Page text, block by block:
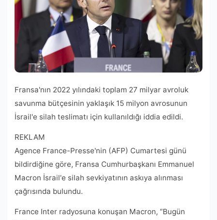
Fransa'nın 2022 yılındaki toplam 27 milyar avroluk
savunma bütçesinin yaklaşık 15 milyon avrosunun
İsrail'e silah teslimatı için kullanıldığı iddia edildi.
REKLAM
Agence France-Presse'nin (AFP) Cumartesi günü
bildirdiğine göre, Fransa Cumhurbaşkanı Emmanuel
Macron İsrail'e silah sevkiyatının askıya alınması
çağrısında bulundu.
France Inter radyosuna konuşan Macron, “Bugün